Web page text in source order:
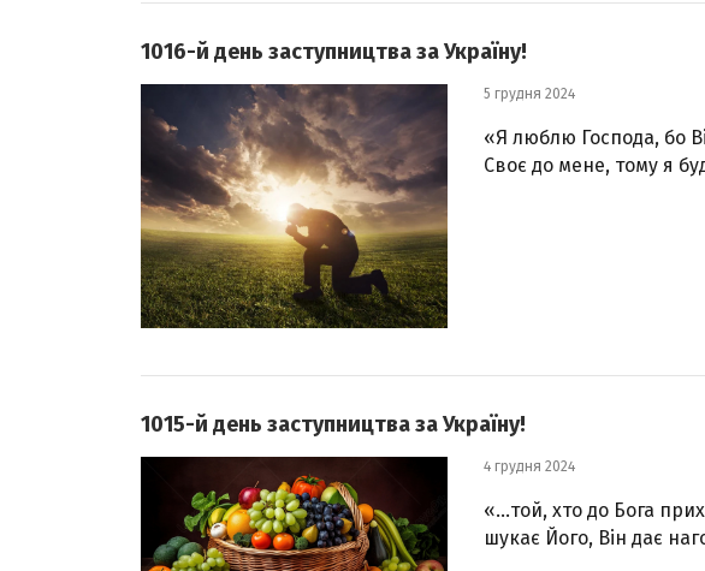
1016-й день заступництва за Україну!
5 грудня 2024
«Я люблю Господа, бо
Своє до мене, тому я
1015-й день заступництва за Україну!
4 грудня 2024
«…той, хто до Бога
шукає Його, Він дає